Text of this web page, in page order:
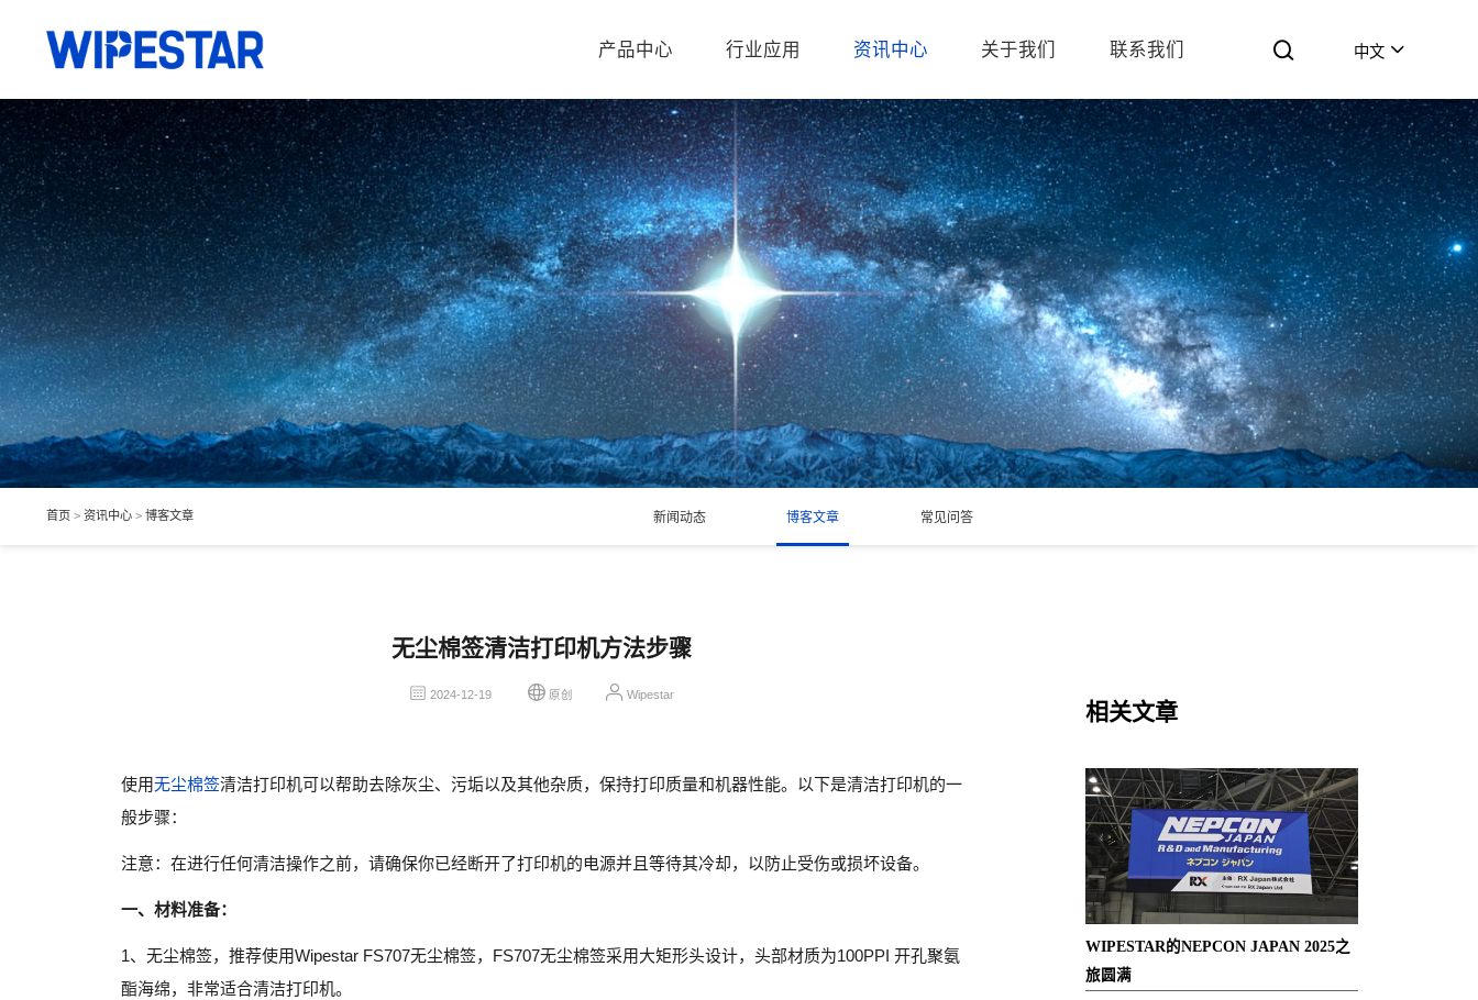
产品中心 行业应用 资讯中心 关于我们 联系我们 中文
首页 > 资讯中心 > 博客文章 新闻动态 博客文章 常见问答
无尘棉签清洁打印机方法步骤
2024-12-19 原创 Wipestar
使用无尘棉签清洁打印机可以帮助去除灰尘、污垢以及其他杂质，保持打印质量和机器性能。以下是清洁打印机的一
般步骤：
注意：在进行任何清洁操作之前，请确保你已经断开了打印机的电源并且等待其冷却，以防止受伤或损坏设备。
一、材料准备：
1、无尘棉签，推荐使用Wipestar FS707无尘棉签，FS707无尘棉签采用大矩形头设计，头部材质为100PPI 开孔聚氨
酯海绵，非常适合清洁打印机。
相关文章
WIPESTAR的NEPCON JAPAN 2025之
旅圆满